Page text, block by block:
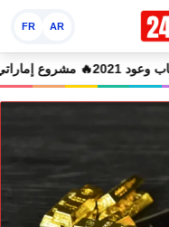
AR
FR
يطالبون بحساب وعود